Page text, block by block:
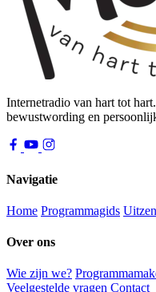
Internetradio van hart tot
bewustwording en
Navigatie
Home Programmagids
Over ons
Wie zijn we?
Veelgestelde vragen Contact